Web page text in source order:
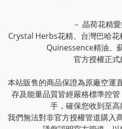
－ 晶荷花精
Crystal Herbs花精、台灣巴哈花
Quinessence精油、
官方授權正
本站販售的商品保證為原廠空運
存及能量品質皆經嚴格標準控
手，確保您收到至高
我們無法對非官方授權管道購入